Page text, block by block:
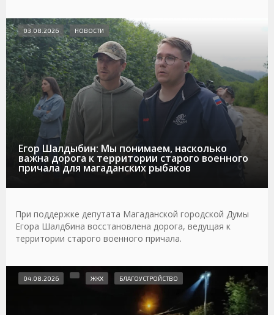
Егор Шалдыбин: Мы понимаем, насколько
важна дорога к территории старого военного
причала для магаданских рыбаков
03.08.2026 НОВОСТИ
При поддержке депутата Магаданской городской Думы
Егора Шалдбина восстановлена дорога, ведущая к
территории старого военного причала.
04.08.2026 ЖКХ БЛАГОУСТРОЙСТВО